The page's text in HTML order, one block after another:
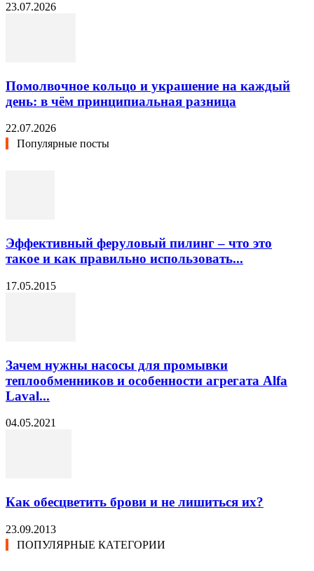
23.07.2026
Помолвочное кольцо и украшение на каждый
день: в чём принципиальная разница
22.07.2026
Популярные посты
Эффективный феруловый пилинг – что это
такое и как правильно использовать...
17.05.2015
Зачем нужны насосы для промывки
теплообменников и особенности агрегата Alfa
Laval...
04.05.2021
Как обесцветить брови и не лишиться их?
23.09.2013
ПОПУЛЯРНЫЕ КАТЕГОРИИ